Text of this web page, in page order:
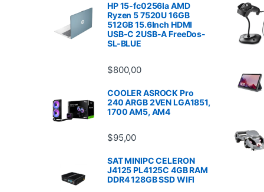
HP 15-fc0256la AMD
Ryzen 5 7520U 16GB
512GB 15.6Inch HDMI
USB-C 2USB-A FreeDos-
SL-BLUE
$800,00
COOLER ASROCK Pro
240 ARGB 2VEN LGA1851,
1700 AM5, AM4
$95,00
SAT MINIPC CELERON
J4125 PL4125C 4GB RAM
DDR4 128GB SSD WIFI